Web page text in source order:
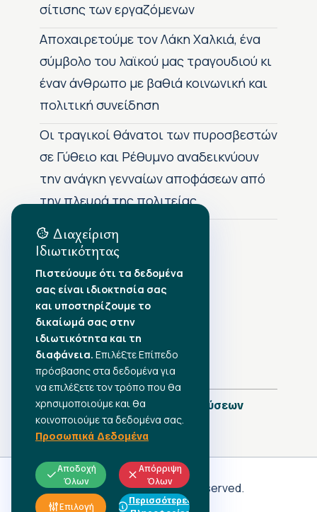
σίτισης των εργαζόμενων
Αποχαιρετούμε τον Λάκη Χαλκιά, ένα
σύμβολο του λαϊκού μας τραγουδιού κι
έναν άνθρωπο με βαθιά κοινωνική και
πολιτική συνείδηση
Οι τραγικοί θάνατοι των πυροσβεστών
σε Γύθειο και Ρέθυμνο αναδεικνύουν
την ανάγκη γενναίων αποφάσεων από
την πλευρά της πολιτείας
Αρχείο Δημοσιεύσεων
•Αύγουστος 2026
•Ιούλιος 2026
•Ιούνιος 2026
•Μάιος 2026
•Απρίλιος 2026
•Μάρτιος 2026
Πλήρες Ημερολόγιο Δημοσιεύσεων
Γ.Σ.Ε.Ε
© 2026 All rights reserved.
ΠΡΟΣΩΠΙΚΑ ΔΕΔΟΜΕΝΑ
Διαχείριση
Ιδιωτικότητας
Πιστεύουμε ότι τα δεδομένα
σας είναι ιδιοκτησία σας
και υποστηρίζουμε το
δικαίωμά σας στην
ιδιωτικότητα και τη
διαφάνεια. Επιλέξτε Επίπεδο
πρόσβασης στα δεδομένα για
να επιλέξετε τον τρόπο που θα
χρησιμοποιούμε και θα
κοινοποιούμε τα δεδομένα σας.
Προσωπικά Δεδομένα
Αποδοχή
Όλων
Απόρριψη
Όλων
Επιλογή
Περισσότερες